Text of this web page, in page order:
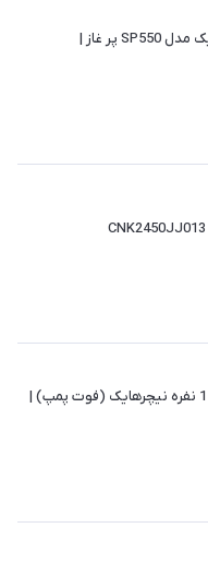
کیسه خواب نیچرهایک مدل SP550 پر غاز |
زیرانداز کیسه خواب 1 نفره نیچرهایک (فوت پمپ) |